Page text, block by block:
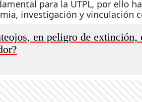
para la UTPL, por ello
investigación y vinculación
en peligro de extinción,